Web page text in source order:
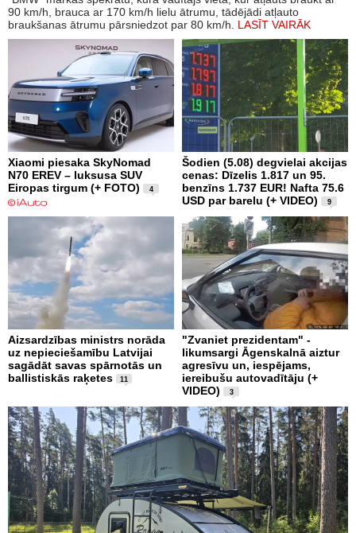
90 km/h, brauca ar 170 km/h lielu ātrumu, tādējādi atļauto
braukšanas ātrumu pārsniedzot par 80 km/h. LASĪT VAIRĀK
Xiaomi piesaka SkyNomad
N70 EREV – luksusa SUV
Eiropas tirgum (+ FOTO)
4
Šodien (5.08) degvielai akcijas
cenas: Dīzelis 1.817 un 95.
benzīns 1.737 EUR! Nafta 75.6
USD par barelu (+ VIDEO)
9
Aizsardzības ministrs norāda
uz nepieciešamību Latvijai
sagādāt savas spārnotās un
ballistiskās raķetes
11
"Zvaniet prezidentam" -
likumsargi Āgenskalnā aiztur
agresīvu un, iespējams,
iereibušu autovadītāju (+
VIDEO)
3